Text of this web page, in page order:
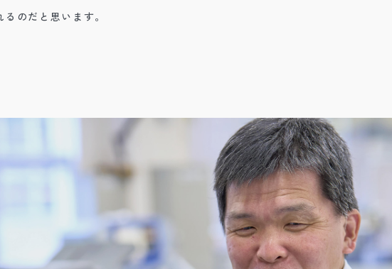
のだと思います。